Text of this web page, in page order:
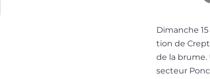
Dimanche
tion de
de la brume.
sec­teur